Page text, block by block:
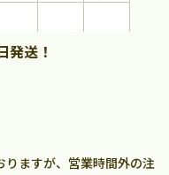
発送！
ますが、営業時間外の注